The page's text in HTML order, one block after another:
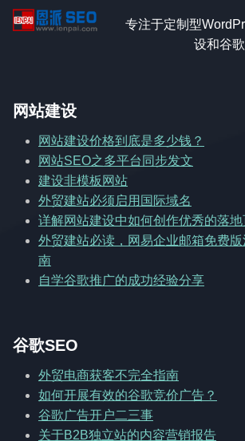
专注于定制型
设和谷
网站建设
网站建设价格到底是多少钱？
网站SEO之多平台同步发文
建设非模板网站
外贸建站必须启用国际域名
详解网站建设中如何创作优秀的落地
外贸建站必读，网易企业邮箱免费
南
自学谷歌推广的成功经验分享
谷歌SEO
外贸电商获客不完全指南
如何开展有效的谷歌竞价广告？
谷歌广告开户二三事
关于B2B独立站的内容营销报告